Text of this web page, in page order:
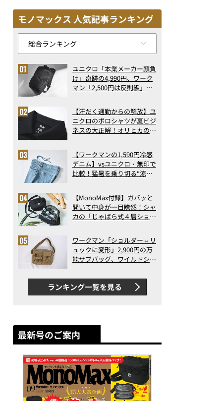
モノマックス 人気記事ランキング
ユニクロ「本業メーカー顔負
け」奇跡の4,990円、ワーク
マン「2,500円は反則級」凄
ト3】（2026年6月版）
【汗だく通勤からの解放】ユ
ニクロのポロシャツが夏ビジ
ネスの大正解！オリヒカの透
アの実力
【ワークマンの1,590円冷感
デニム】vsユニクロ・無印で
比較！猛暑を乗り切る“涼感
で決定版
【MonoMax付録】ガバッと
開いて中身が一目瞭然！シャ
カの「じゃばら式４層ショル
った！
ワークマン「ショルダー⇔リ
ュックに変形」2,900円の万
能サブバッグ、ワイルドシン
録…ほか【休日バッグの人気
記事ランキングベスト3】
（2026年6月版）
ランキング一覧を見る
最新号のご案内